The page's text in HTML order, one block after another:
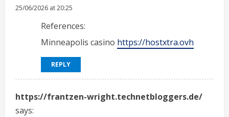
25/06/2026 at 20:25
References:
Minneapolis casino https://hostxtra.ovh
REPLY
https://frantzen-wright.technetbloggers.de/
says: